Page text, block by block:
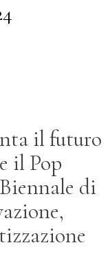
il futuro
il Pop
di